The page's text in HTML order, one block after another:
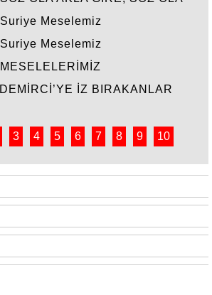
Suriye Meselemiz
Suriye Meselemiz
MESELELERİMİZ
DEMİRCİ’YE İZ BIRAKANLAR
3 4 5 6 7 8 9 10